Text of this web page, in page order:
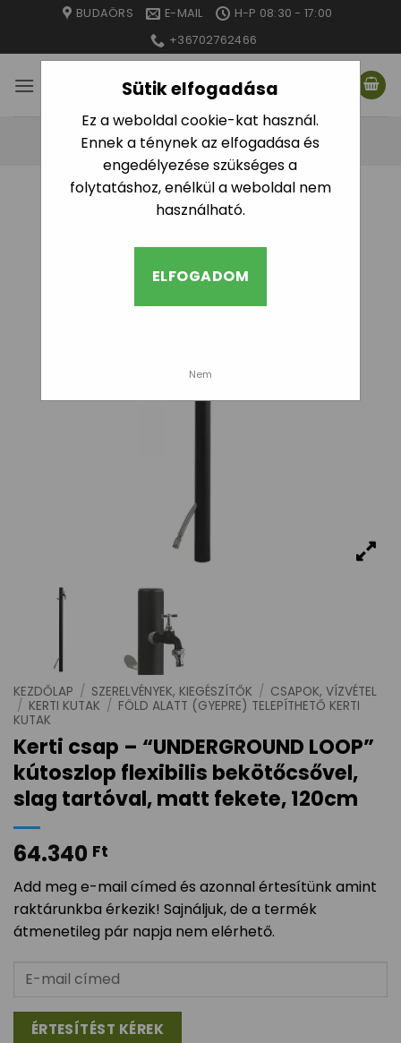
Sütik elfogadása
Ez a weboldal cookie-kat használ.
Ennek a ténynek az elfogadása és
engedélyezése szükséges a
folytatáshoz, enélkül a weboldal nem
használható.
ELFOGADOM
Nem
content
BUDAÖRS E-MAIL
H-P 08:30 - 17:00
+36702762466
KEZDŐLAP / SZERELVÉNYEK, KIEGÉSZÍTŐK / CSAPOK, VÍZVÉTEL
/ KERTI KUTAK / FÖLD ALATT (GYEPRE) TELEPÍTHETŐ KERTI
KUTAK
Kerti csap – “UNDERGROUND LOOP”
kútoszlop flexibilis bekötőcsővel,
slag tartóval, matt fekete, 120cm
64.340 Ft
Add meg e-mail címed és azonnal értesítünk amint
raktárunkba érkezik! Sajnáljuk, de a termék
átmenetileg pár napja nem elérhető.